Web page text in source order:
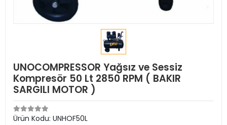
UNOCOMPRESSOR Yağsız ve Sessiz
Kompresör 50 Lt 2850 RPM ( BAKIR
SARGILI MOTOR )
Ürün Kodu: UNHOF50L